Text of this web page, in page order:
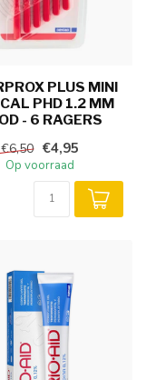
PLUS MINI
PHD 1.2 MM
- 6 RAGERS
€6,50 €4,95
Op voorraad